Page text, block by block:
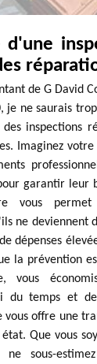
d'une
de G David
je ne saurais
inspections
Imaginez
garantir leur
vous
ne deviennent
dépenses
la prévention
vous
du temps et
vous offre une
Que vous
ne sous-